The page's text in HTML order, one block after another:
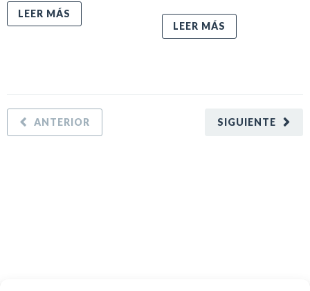
LEER MÁS
LEER MÁS
SIGUIENTE
ANTERIOR